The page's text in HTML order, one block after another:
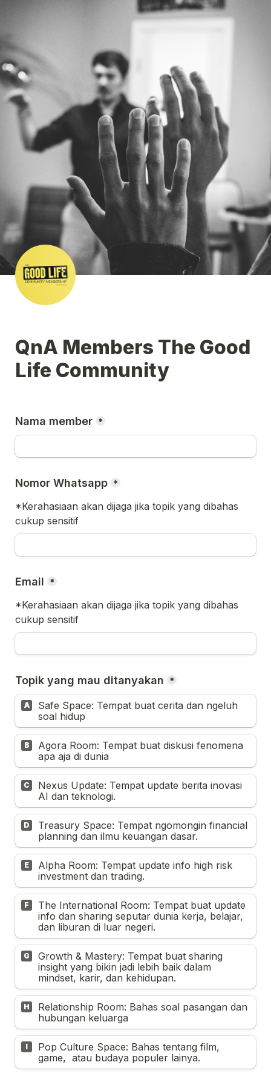
QnA Members The Good
Life Community
Nama member *
Nomor Whatsapp *
*Kerahasiaan akan dijaga jika topik yang dibahas
cukup sensitif
Email *
*Kerahasiaan akan dijaga jika topik yang dibahas
cukup sensitif
Topik yang mau ditanyakan *
A
Safe Space: Tempat buat cerita dan ngeluh
soal hidup
B
Agora Room: Tempat buat diskusi fenomena
apa aja di dunia
C
Nexus Update: Tempat update berita inovasi
AI dan teknologi.
D
Treasury Space: Tempat ngomongin financial
planning dan ilmu keuangan dasar.
E
Alpha Room: Tempat update info high risk
investment dan trading.
F
The International Room: Tempat buat update
info dan sharing seputar dunia kerja, belajar,
dan liburan di luar negeri.
G
Growth & Mastery: Tempat buat sharing
insight yang bikin jadi lebih baik dalam
mindset, karir, dan kehidupan.
H
Relationship Room: Bahas soal pasangan dan
hubungan keluarga
I
Pop Culture Space: Bahas tentang film,
game,  atau budaya populer lainya.